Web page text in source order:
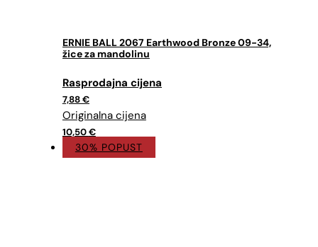
ERNIE BALL 2067 Earthwood Bronze 09-34,
žice za mandolinu
10,50€
Izvorna
cijena
bila
je:
10,50 €.
7,88€
Trenutna
cijena
je:
7,88 €.
30% POPUST